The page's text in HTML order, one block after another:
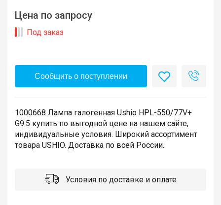
Цена по запросу
Под заказ
Сообщить о поступлении
1000668 Лампа галогенная Ushio HPL-550/77V+
G9.5 купить по выгодной цене на нашем сайте,
индивидуальные условия. Широкий ассортимент
товара USHIO. Доставка по всей России.
Условия по доставке и оплате